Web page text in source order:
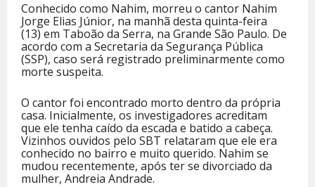
Conhecido como Nahim, morreu o cantor Nahim
Jorge Elias Júnior, na manhã desta quinta-feira
(13) em Taboão da Serra, na Grande São Paulo. De
acordo com a Secretaria da Segurança Pública
(SSP), caso será registrado preliminarmente como
morte suspeita.
O cantor foi encontrado morto dentro da própria
casa. Inicialmente, os investigadores acreditam
que ele tenha caído da escada e batido a cabeça.
Vizinhos ouvidos pelo SBT relataram que ele era
conhecido no bairro e muito querido. Nahim se
mudou recentemente, após ter se divorciado da
mulher, Andreia Andrade.